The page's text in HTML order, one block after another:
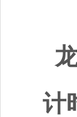
计